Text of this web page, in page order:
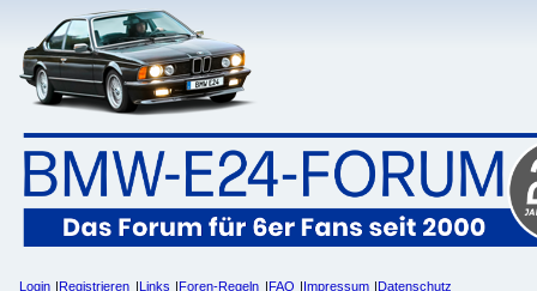
Login Registrieren Links Foren-Regeln FAQ Impressum Datenschutz